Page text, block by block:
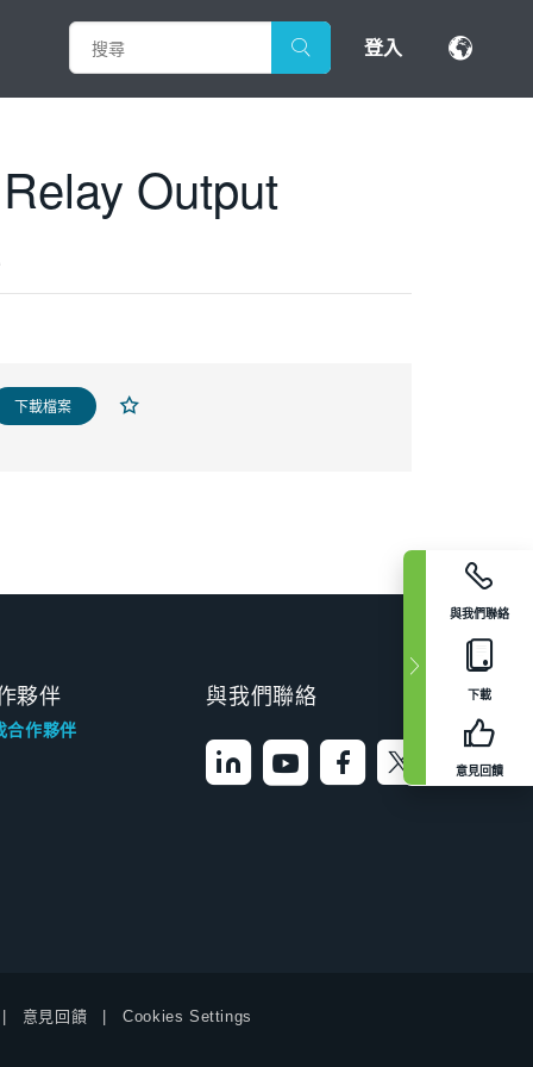
登入
與我們聯絡
下載
意見回饋
Output
下載檔案
夥伴
合作夥伴
與我們聯絡
意見回饋 Cookies Settings